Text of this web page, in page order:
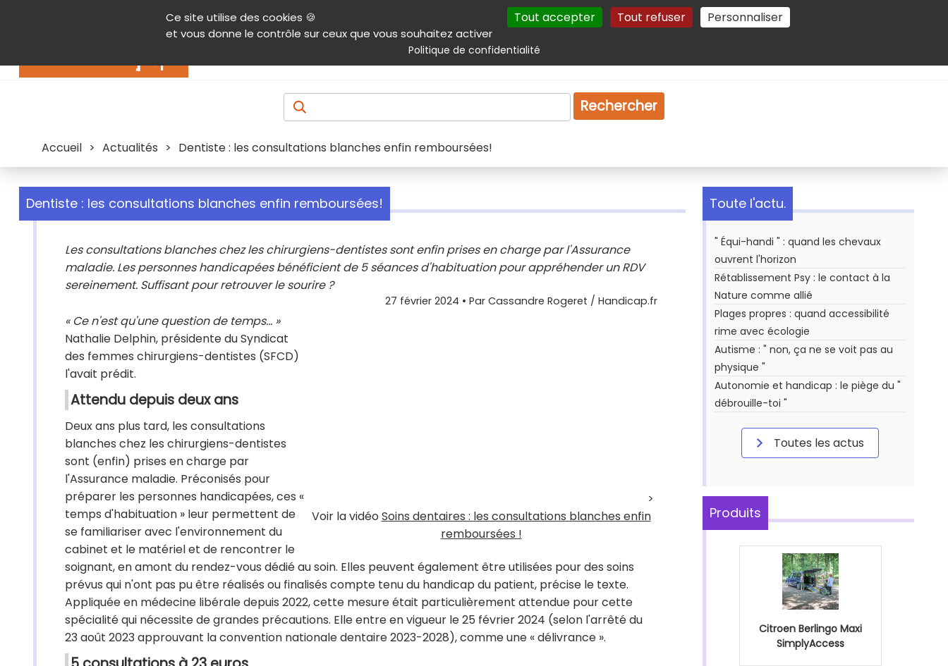
Ce site utilise des cookies 🍪
et vous donne le contrôle sur ceux que vous souhaitez activer
Tout accepter Tout refuser Personnaliser
Politique de confidentialité
Contenu Aide et accessibilité Menu principal Autres services Plan du site Gestion des cookies
Produits & services Emploi Droit
Rechercher
Accueil > Actualités > Dentiste : les consultations blanches enfin remboursées!
Dentiste : les consultations blanches enfin remboursées!
Les consultations blanches chez les chirurgiens-dentistes sont enfin prises en charge par l'Assurance
maladie. Les personnes handicapées bénéficient de 5 séances d'habituation pour appréhender un RDV
sereinement. Suffisant pour retrouver le sourire ?
27 février 2024 • Par Cassandre Rogeret / Handicap.fr
>
Voir la vidéo Soins dentaires : les consultations blanches enfin
remboursées !
« Ce n'est qu'une question de temps... »
Nathalie Delphin, présidente du Syndicat
des femmes chirurgiens-dentistes (SFCD)
l'avait prédit.
Attendu depuis deux ans
Deux ans plus tard, les consultations
blanches chez les chirurgiens-dentistes
sont (enfin) prises en charge par
l'Assurance maladie. Préconisés pour
préparer les personnes handicapées, ces «
temps d'habituation » leur permettent de
se familiariser avec l'environnement du
cabinet et le matériel et de rencontrer le
soignant, en amont du rendez-vous dédié au soin. Elles peuvent également être utilisées pour des soins
prévus qui n'ont pas pu être réalisés ou finalisés compte tenu du handicap du patient, précise le texte.
Appliquée en médecine libérale depuis 2022, cette mesure était particulièrement attendue pour cette
spécialité qui nécessite de grandes précautions. Elle entre en vigueur le 25 février 2024 (selon l'arrêté du
23 août 2023 approuvant la convention nationale dentaire 2023-2028), comme une « délivrance ».
Toute l'actu.
" Équi-handi " : quand les chevaux
ouvrent l'horizon
Rétablissement Psy : le contact à la
Nature comme allié
Plages propres : quand accessibilité
rime avec écologie
Autisme : " non, ça ne se voit pas au
physique "
Autonomie et handicap : le piège du "
débrouille-toi "
Toutes les actus
Produits
Citroen Berlingo Maxi
SimplyAccess